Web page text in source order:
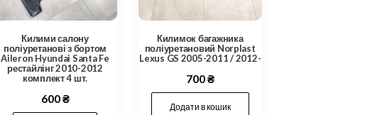
Килими салону
поліуретанові з бортом
Aileron Hyundai Santa Fe
рестайлінг 2010-2012
комплект 4 шт.
600₴
Килимок багажника
поліуретановий Norplast
Lexus GS 2005-2011 / 2012-
700₴
Додати в кошик